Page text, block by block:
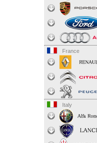
France
Italy